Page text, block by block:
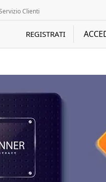
Clienti
REGISTRATI